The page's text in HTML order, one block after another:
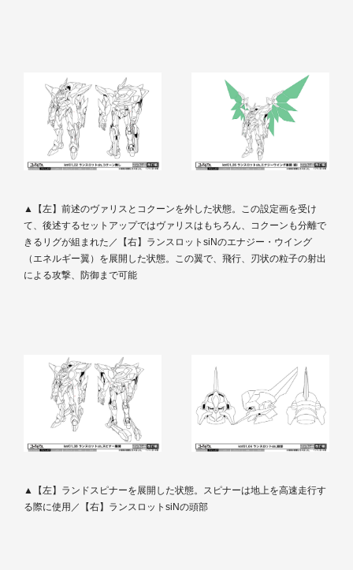
▲【左】前述のヴァリスとコクーンを外した状態。この設定画を受け
て、後述するセットアップではヴァリスはもちろん、コクーンも分離で
きるリグが組まれた／【右】ランスロットsiNのエナジー・ウイング
（エネルギー翼）を展開した状態。この翼で、飛行、刃状の粒子の射出
による攻撃、防御まで可能
▲【左】ランドスピナーを展開した状態。スピナーは地上を高速走行す
る際に使用／【右】ランスロットsiNの頭部